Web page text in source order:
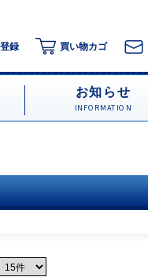
録 買い物カゴ
お知らせ
INFORMATION